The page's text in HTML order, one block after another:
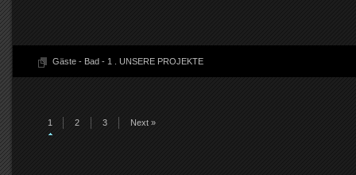
Gäste - Bad - 1 UNSERE PROJEKTE
1 2 3 Next »